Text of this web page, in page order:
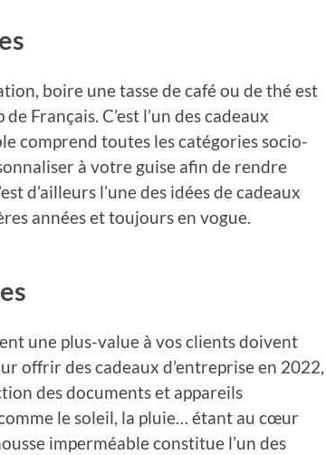
boire une tasse de café ou de thé est
Français. C’est l’un des cadeaux
comprend toutes les catégories socio-
à votre guise afin de rendre
d’ailleurs l’une des idées de cadeaux
années et toujours en vogue.
une plus-value à vos clients doivent
offrir des cadeaux d’entreprise en 2022,
des documents et appareils
le soleil, la pluie… étant au cœur
imperméable constitue l’un des